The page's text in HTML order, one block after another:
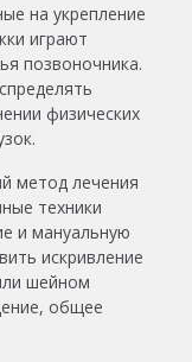
на укрепление
играют
позвоночника.
физических
метод лечения
техники
и мануальную
искривление
шейном
общее